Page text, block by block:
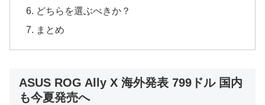
どちらを選ぶべきか？
まとめ
ASUS ROG Ally X 海外発表 799ドル 国内
も今夏発売へ